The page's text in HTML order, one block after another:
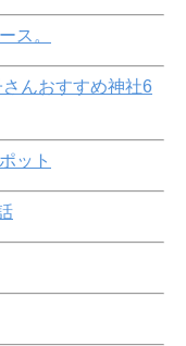
ス。
んおすすめ神社6
ット